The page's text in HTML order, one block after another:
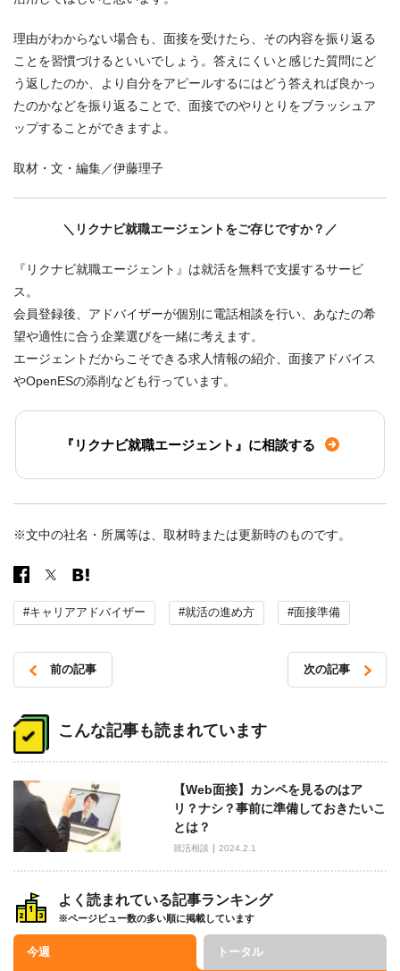
理由がわからない場合も、面接を受けたら、その内容を振り返る
ことを習慣づけるといいでしょう。答えにくいと感じた質問にど
う返したのか、より自分をアピールするにはどう答えれば良かっ
たのかなどを振り返ることで、面接でのやりとりをブラッシュア
ップすることができますよ。
取材・文・編集／伊藤理子
＼リクナビ就職エージェントをご存じですか？／
『リクナビ就職エージェント』は就活を無料で支援するサービ
ス。
会員登録後、アドバイザーが個別に電話相談を行い、あなたの希
望や適性に合う企業選びを一緒に考えます。
エージェントだからこそできる求人情報の紹介、面接アドバイス
やOpenESの添削なども行っています。
『リクナビ就職エージェント』に相談する
※文中の社名・所属等は、取材時または更新時のものです。
#キャリアアドバイザー #就活の進め方 #面接準備
稿
ナ
ゲ
シ
ョ
ン
前の記事 次の記事
こんな記事も読まれています
【Web面接】カンペを見るのはア
リ？ナシ？事前に準備しておきたいこ
とは？
就活相談 2024.2.1
よく読まれている記事ランキング
※ページビュー数の多い順に掲載しています
今週 トータル